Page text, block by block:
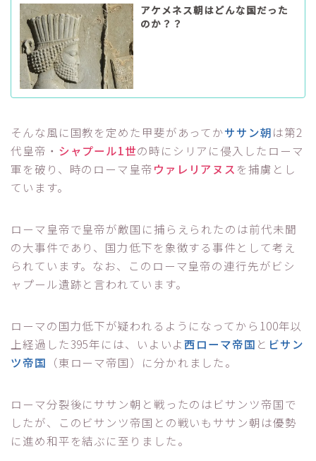
アケメネス朝はどんな国だった
のか？？
そんな風に国教を定めた甲斐があってかササン朝は第2
代皇帝・ シャプール1世の時にシリアに侵入したローマ
軍を破り、時のローマ皇帝 ウァレリアヌス を捕虜とし
ています。
ローマ皇帝で皇帝が敵国に捕らえられたのは前代未聞
の大事件であり、国力低下を象徴する事件として考え
られています。なお、このローマ皇帝の連行先がビシ
ャプール遺跡と言われています。
ローマの国力低下が疑われるようになってから100年以
上経過した395年には、いよいよ西ローマ帝国 と ビサン
ツ帝国 （東ローマ帝国）に分かれました。
ローマ分裂後にササン朝と戦ったのはビサンツ帝国で
したが、このビサンツ帝国との戦いもササン朝は優勢
に進め和平を結ぶに至りました。